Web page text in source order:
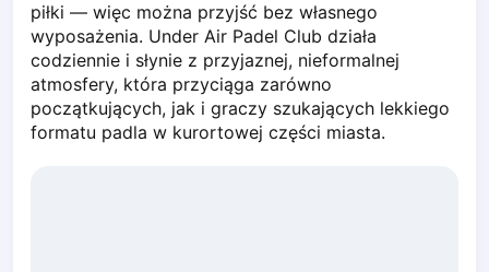
Pisz
Poznan
Pruszcz Gdański
Pszczyna
Rzeszow
piłki — więc można przyjść bez własnego
wyposażenia. Under Air Padel Club działa
codziennie i słynie z przyjaznej, nieformalnej
atmosfery, która przyciąga zarówno
początkujących, jak i graczy szukających lekkiego
formatu padla w kurortowej części miasta.